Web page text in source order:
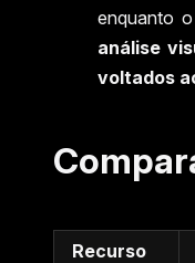
enquanto
análise
voltados
Recurso